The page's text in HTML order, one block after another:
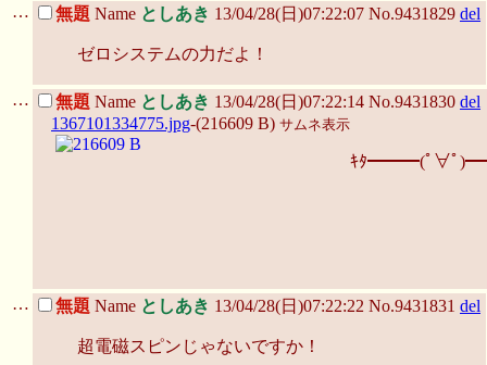
… 無題 Name としあき 13/04/28(日)07:22:07 No.9431829 del
ゼロシステムの力だよ！
… 無題 Name としあき 13/04/28(日)07:22:14 No.9431830 del
1367101334775.jpg-(216609 B) サムネ表示
ｷﾀ━━━(ﾟ∀ﾟ
… 無題 Name としあき 13/04/28(日)07:22:22 No.9431831 del
超電磁スピンじゃないですか！